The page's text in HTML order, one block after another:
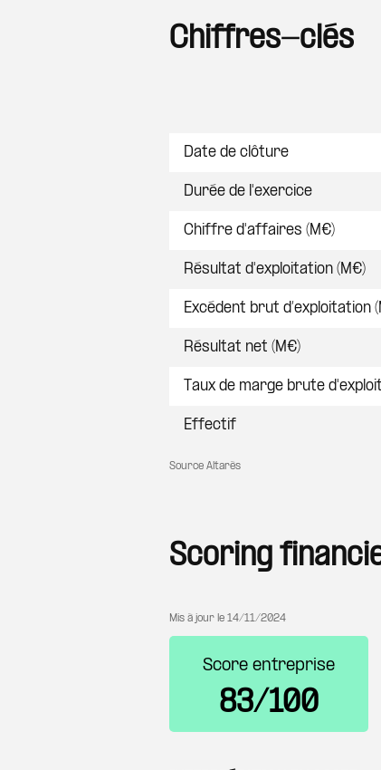
Chiffres-clés
Source Altarès
Date de clôture
Durée de l'exercice
Chiffre d'affaires (M€)
Résultat d'exploitation (M€)
Excédent brut d’exploitation
Résultat net (M€)
Taux de marge brute
Effectif
Scoring
Mis à jour le 14/11/2024
Score entreprise
83/100